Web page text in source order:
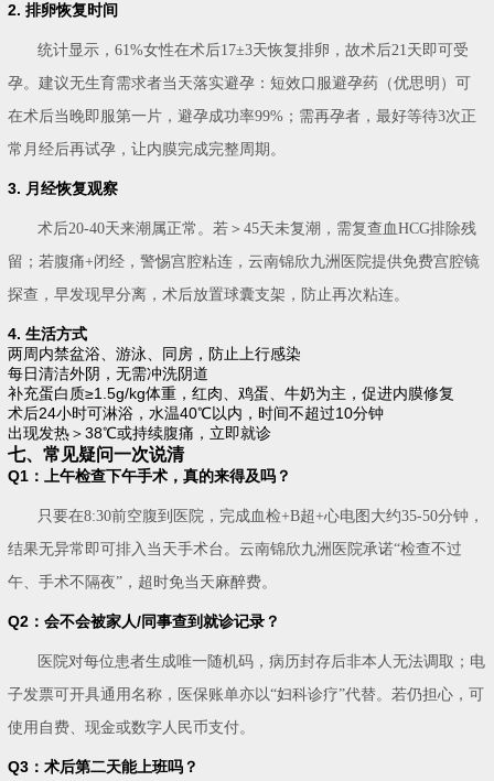
2. 排卵恢复时间
统计显示，61%女性在术后17±3天恢复排卵，故术后21天即可受
孕。建议无生育需求者当天落实避孕：短效口服避孕药（优思明）可
在术后当晚即服第一片，避孕成功率99%；需再孕者，最好等待3次正
常月经后再试孕，让内膜完成完整周期。
3. 月经恢复观察
术后20-40天来潮属正常。若＞45天未复潮，需复查血HCG排除残
留；若腹痛+闭经，警惕宫腔粘连，云南锦欣九洲医院提供免费宫腔镜
探查，早发现早分离，术后放置球囊支架，防止再次粘连。
4. 生活方式
两周内禁盆浴、游泳、同房，防止上行感染
每日清洁外阴，无需冲洗阴道
补充蛋白质≥1.5g/kg体重，红肉、鸡蛋、牛奶为主，促进内膜修复
术后24小时可淋浴，水温40℃以内，时间不超过10分钟
出现发热＞38℃或持续腹痛，立即就诊
七、常见疑问一次说清
Q1：上午检查下午手术，真的来得及吗？
只要在8:30前空腹到医院，完成血检+B超+心电图大约35-50分钟，
结果无异常即可排入当天手术台。云南锦欣九洲医院承诺“检查不过
午、手术不隔夜”，超时免当天麻醉费。
Q2：会不会被家人/同事查到就诊记录？
医院对每位患者生成唯一随机码，病历封存后非本人无法调取；电
子发票可开具通用名称，医保账单亦以“妇科诊疗”代替。若仍担心，可
使用自费、现金或数字人民币支付。
Q3：术后第二天能上班吗？